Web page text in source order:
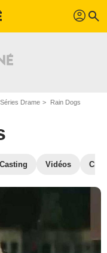
profil search
Séries Drame Rain Dogs
Casting Vidéos